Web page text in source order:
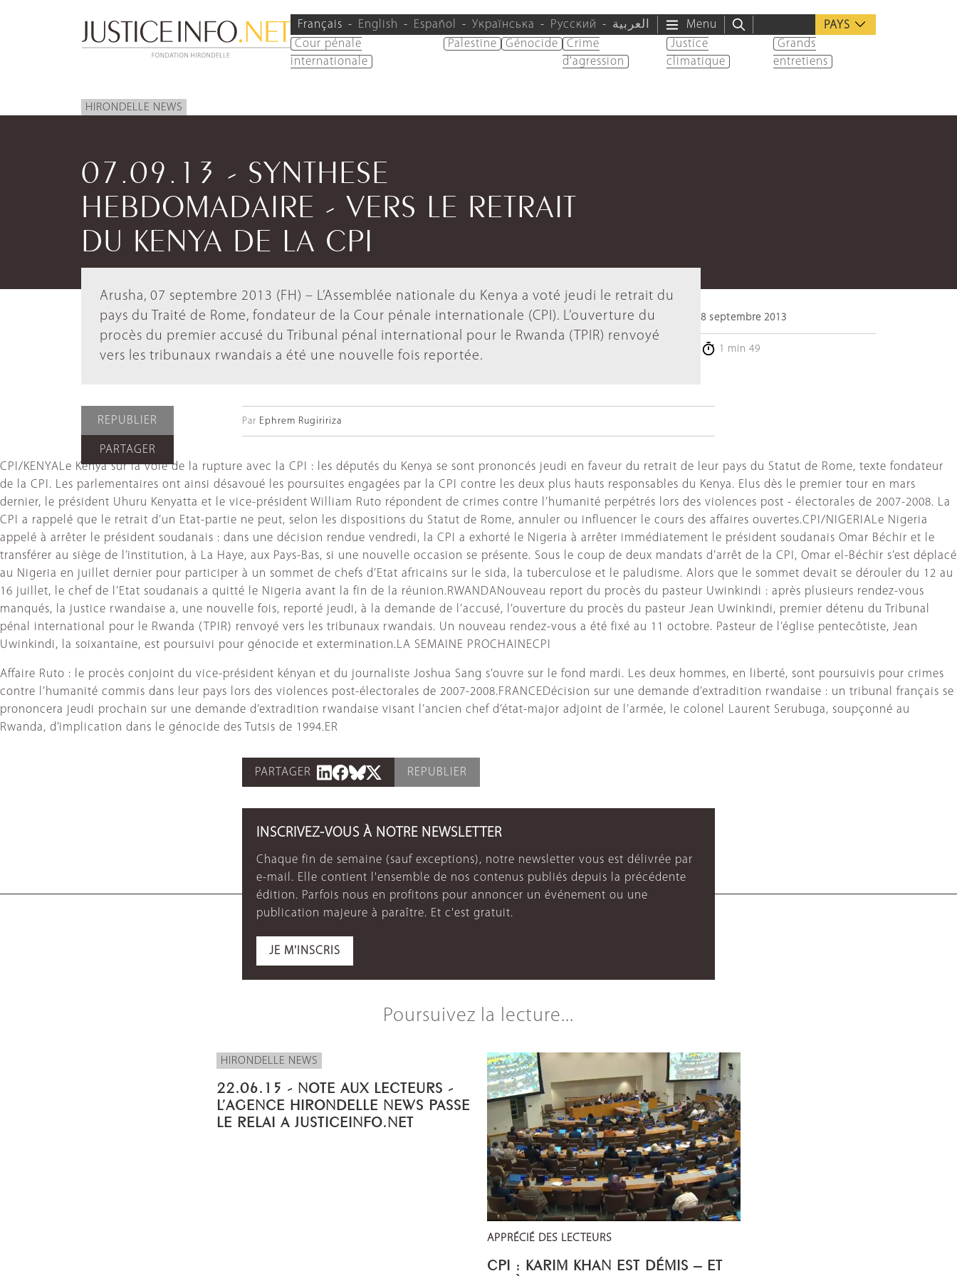
Français English Español Українська Русский العربية Menu
PAYS
Cour pénale
internationale
Palestine Génocide
Crime
d'agression
Justice
climatique
Grands
entretiens
HIRONDELLE NEWS
07.09.13 - SYNTHESE
HEBDOMADAIRE - VERS LE RETRAIT
DU KENYA DE LA CPI
Arusha, 07 septembre 2013 (FH) – L’Assemblée nationale du Kenya a voté jeudi le retrait du
pays du Traité de Rome, fondateur de la Cour pénale internationale (CPI). L’ouverture du
procès du premier accusé du Tribunal pénal international pour le Rwanda (TPIR) renvoyé
vers les tribunaux rwandais a été une nouvelle fois reportée.
8 septembre 2013
1 min 49
REPUBLIER
PARTAGER
Par Ephrem Rugiririza
CPI/KENYALe Kenya sur la voie de la rupture avec la CPI : les députés du Kenya se sont prononcés jeudi en faveur du retrait de leur pays du Statut de Rome, texte fondateur
de la CPI. Les parlementaires ont ainsi désavoué les poursuites engagées par la CPI contre les deux plus hauts responsables du Kenya. Elus dès le premier tour en mars
dernier, le président Uhuru Kenyatta et le vice-président William Ruto répondent de crimes contre l’humanité perpétrés lors des violences post - électorales de 2007-2008. La
CPI a rappelé que le retrait d’un Etat-partie ne peut, selon les dispositions du Statut de Rome, annuler ou influencer le cours des affaires ouvertes.CPI/NIGERIALe Nigeria
appelé à arrêter le président soudanais : dans une décision rendue vendredi, la CPI a exhorté le Nigeria à arrêter immédiatement le président soudanais Omar Béchir et le
transférer au siège de l’institution, à La Haye, aux Pays-Bas, si une nouvelle occasion se présente. Sous le coup de deux mandats d’arrêt de la CPI, Omar el-Béchir s’est déplacé
au Nigeria en juillet dernier pour participer à un sommet de chefs d’Etat africains sur le sida, la tuberculose et le paludisme. Alors que le sommet devait se dérouler du 12 au
16 juillet, le chef de l’Etat soudanais a quitté le Nigeria avant la fin de la réunion.RWANDANouveau report du procès du pasteur Uwinkindi : après plusieurs rendez-vous
manqués, la justice rwandaise a, une nouvelle fois, reporté jeudi, à la demande de l’accusé, l’ouverture du procès du pasteur Jean Uwinkindi, premier détenu du Tribunal
pénal international pour le Rwanda (TPIR) renvoyé vers les tribunaux rwandais. Un nouveau rendez-vous a été fixé au 11 octobre. Pasteur de l’église pentecôtiste, Jean
Uwinkindi, la soixantaine, est poursuivi pour génocide et extermination.LA SEMAINE PROCHAINECPI
Affaire Ruto : le procès conjoint du vice-président kényan et du journaliste Joshua Sang s’ouvre sur le fond mardi. Les deux hommes, en liberté, sont poursuivis pour crimes
contre l’humanité commis dans leur pays lors des violences post-électorales de 2007-2008.FRANCEDécision sur une demande d’extradition rwandaise : un tribunal français se
prononcera jeudi prochain sur une demande d’extradition rwandaise visant l’ancien chef d’état-major adjoint de l’armée, le colonel Laurent Serubuga, soupçonné au
Rwanda, d’implication dans le génocide des Tutsis de 1994.ER
PARTAGER REPUBLIER
INSCRIVEZ-VOUS À NOTRE NEWSLETTER
Chaque fin de semaine (sauf exceptions), notre newsletter vous est délivrée par
e-mail. Elle contient l'ensemble de nos contenus publiés depuis la précédente
édition. Parfois nous en profitons pour annoncer un événement ou une
publication majeure à paraître. Et c'est gratuit.
JE M'INSCRIS
Poursuivez la lecture...
HIRONDELLE NEWS
22.06.15 - NOTE AUX LECTEURS -
L’AGENCE HIRONDELLE NEWS PASSE
LE RELAI A JUSTICEINFO.NET
APPRÉCIÉ DES LECTEURS
CPI : KARIM KHAN EST DÉMIS – ET